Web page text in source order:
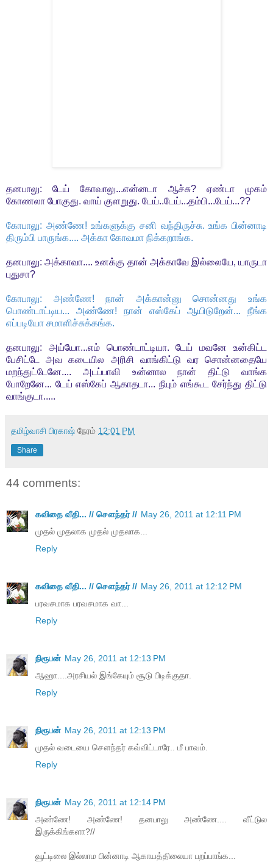
தனபாலு: டேய் கோவாலு...என்னடா ஆச்சு? ஏண்டா முகம்
கோணலா போகுது. வாய் குளறுது. டேய்..டேய்...தம்பி...டேய்...??
கோபாலு: அண்ணே! உங்களுக்கு சனி வந்திருச்சு. உங்க பின்னாடி
திரும்பி பாருங்க.... அக்கா கோவமா நிக்கறாங்க.
தனபாலு: அக்காவா.... உனக்கு தான் அக்காவே இல்லையே, யாருடா
புதுசா?
கோபாலு: அண்ணே! நான் அக்கான்னு சொன்னது உங்க
பொண்டாட்டிய... அண்ணே! நான் எஸ்கேப் ஆயிடுறேன்... நீங்க
எப்படியோ சமாளிச்சுக்கங்க.
தனபாலு: அய்யோ...எம் பொண்டாட்டியா. டேய் மவனே உன்கிட்ட
பேசிட்டே அவ கடையில அரிசி வாங்கிட்டு வர சொன்னதையே
மறந்துட்டேனே.... அடப்பாவி உன்னால நான் திட்டு வாங்க
போறேனே... டேய் எஸ்கேப் ஆகாதடா... நீயும் எங்கூட சேர்ந்து திட்டு
வாங்குடா.....
தமிழ்வாசி பிரகாஷ் நேரம் 12:01 PM
Share
44 comments:
கவிதை வீதி... // சௌந்தர் // May 26, 2011 at 12:11 PM
முதல் முதலாக முதல் முதலாக...
Reply
கவிதை வீதி... // சௌந்தர் // May 26, 2011 at 12:12 PM
பரவசமாக பரவசமாக வா...
Reply
நிரூபன் May 26, 2011 at 12:13 PM
ஆஹா....அரசியல் இங்கேயும் சூடு பிடிக்குதா.
Reply
நிரூபன் May 26, 2011 at 12:13 PM
முதல் வடையை சௌந்தர் கவ்விட்டாரே.. மீ பாவம்.
Reply
நிரூபன் May 26, 2011 at 12:14 PM
அண்ணே! அண்ணே! தனபாலு அண்ணே.... வீட்டுல
இருக்கிங்களா?//
வூட்டிலை இல்லாம பின்னாடி ஆகாயத்திலையா பறப்பாங்க...